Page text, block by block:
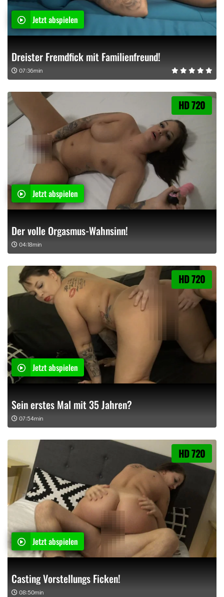
Jetzt abspielen
Dreister Fremdfick mit Familienfreund!
07:36min
HD 720
Jetzt abspielen
Der volle Orgasmus-Wahnsinn!
04:18min
HD 720
Jetzt abspielen
Sein erstes Mal mit 35 Jahren?
07:54min
HD 720
Jetzt abspielen
Casting Vorstellungs Ficken!
08:50min